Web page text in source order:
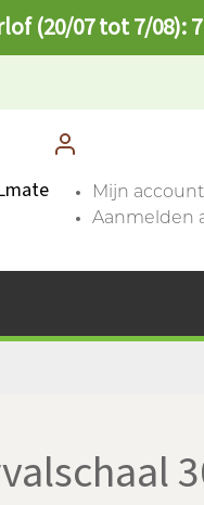
(20/07 tot 7/08):
Mijn account
Aanmelden